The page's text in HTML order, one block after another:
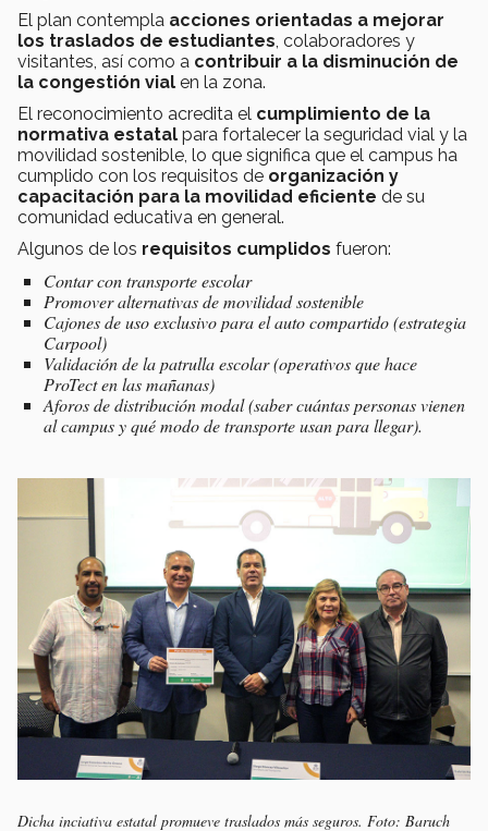
El plan contempla acciones orientadas a mejorar
los traslados de estudiantes , colaboradores y
visitantes, así como a contribuir a la disminución de
la congestión vial en la zona.
El reconocimiento acredita el cumplimiento de la
normativa estatal para fortalecer la seguridad vial y la
movilidad sostenible, lo que significa que el campus ha
cumplido con los requisitos de organización y
capacitación para la movilidad eficiente de su
comunidad educativa en general.
Algunos de los requisitos cumplidos fueron:
Contar con transporte escolar
Promover alternativas de movilidad sostenible
Cajones de uso exclusivo para el auto compartido (estrategia
Carpool)
Validación de la patrulla escolar (operativos que hace
ProTect en las mañanas)
Aforos de distribución modal (saber cuántas personas vienen
al campus y qué modo de transporte usan para llegar).
Dicha inciativa estatal promueve traslados más seguros. Foto: Baruch